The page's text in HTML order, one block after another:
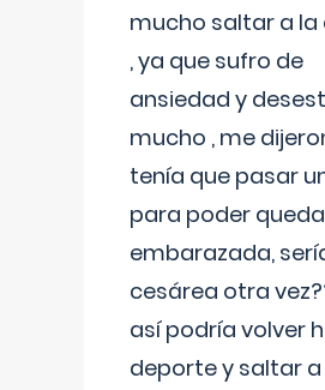
mucho saltar a
, ya que sufro de
ansiedad y
mucho , me
tenía que pasar
para poder
embarazada,
cesárea otra
así podría volver
deporte y saltar a